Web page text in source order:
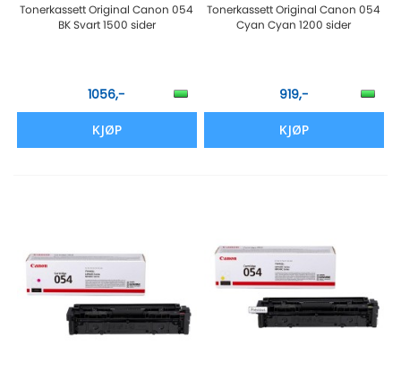
Tonerkassett Original Canon 054
BK Svart 1500 sider
1056,-
KJØP
Tonerkassett Original Canon 054
Cyan Cyan 1200 sider
919,-
KJØP